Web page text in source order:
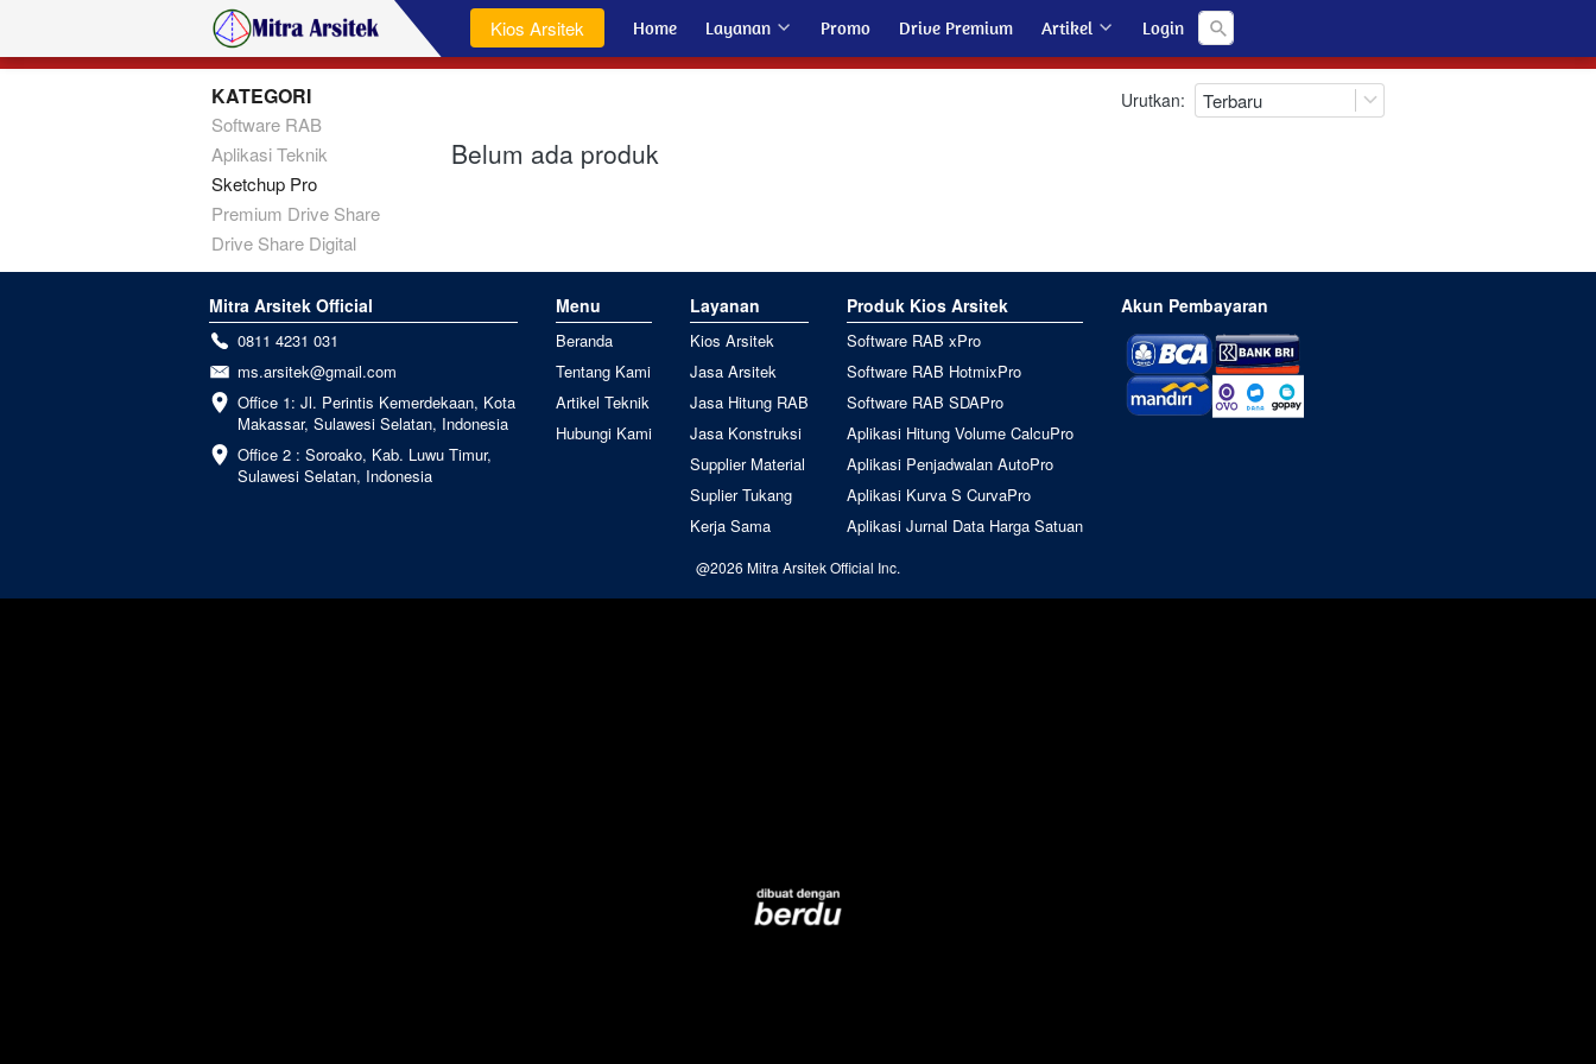
`Kios Arsitek Home Layanan Promo Drive Premium Artikel Login
KATEGORI
Software RAB
Aplikasi Teknik
Sketchup Pro
Premium Drive Share
Drive Share Digital
Urutkan: Terbaru
Belum ada produk
Mitra Arsitek Official
0811 4231 031
ms.arsitek@gmail.com
Office 1: Jl. Perintis Kemerdekaan, Kota
Makassar, Sulawesi Selatan, Indonesia
Office 2 : Soroako, Kab. Luwu Timur,
Sulawesi Selatan, Indonesia
Menu
Beranda
Tentang Kami
Artikel Teknik
Hubungi Kami
Layanan
Kios Arsitek
Jasa Arsitek
Jasa Hitung RAB
Jasa Konstruksi
Supplier Material
Suplier Tukang
Kerja Sama
Produk Kios Arsitek
Software RAB xPro
Software RAB HotmixPro
Software RAB SDAPro
Aplikasi Hitung Volume CalcuPro
Aplikasi Penjadwalan AutoPro
Aplikasi Kurva S CurvaPro
Aplikasi Jurnal Data Harga Satuan
Akun Pembayaran
@2026 Mitra Arsitek Official Inc.